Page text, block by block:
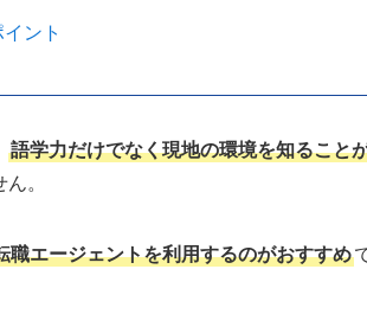
ント
語学力だけでなく現地の環境を知ること
。
職エージェントを利用するのがおすすめ